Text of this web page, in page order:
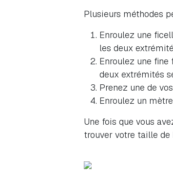
Plusieurs méthodes
Enroulez une
les deux
Enroulez une
deux extrémités
Prenez une de
Enroulez un
Une fois que vous
trouver votre taille de